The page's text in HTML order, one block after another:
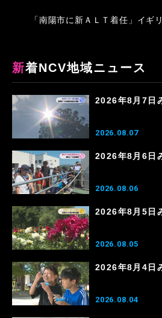
「南陽市に新ＡＬＴ着任」イギ
新着NCV地域ニュース
2026年8月7日
2026.08.07
2026年8月6日
2026.08.06
2026年8月5日
2026.08.05
2026年8月4日
2026.08.04